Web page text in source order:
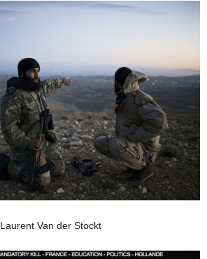
Laurent Van der Stockt